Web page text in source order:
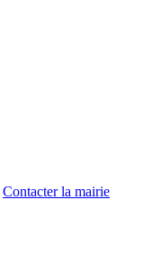
Contacter la mairie